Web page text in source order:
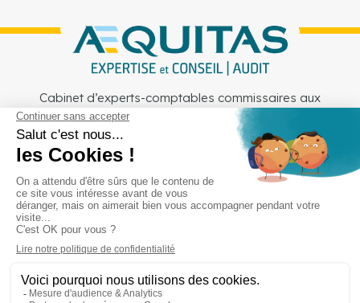
Cabinet d’experts-comptables commissaires aux
comptes sur Lille, Lens et Douai
Services Secteurs Outils
Cabinet
Recrutement